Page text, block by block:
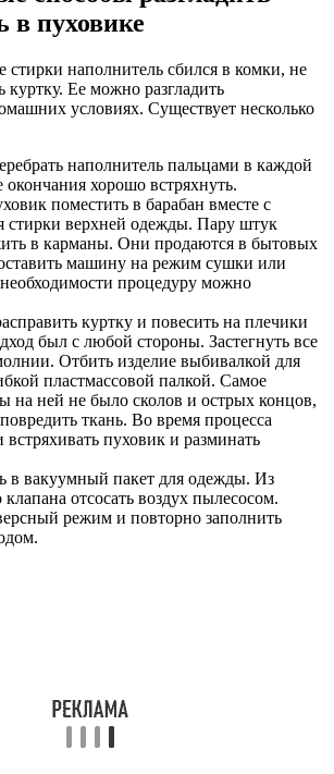
в пуховике
стирки наполнитель сбился в комки, не
Ее можно разгладить
условиях. Существует несколько
наполнитель пальцами в каждой
окончания хорошо встряхнуть.
поместить в барабан вместе с
стирки верхней одежды. Пару штук
в карманы. Они продаются в бытовых
машину на режим сушки или
процедуру можно
куртку и повесить на плечики
был с любой стороны. Застегнуть все
Отбить изделие выбивалкой для
пластмассовой палкой. Самое
на ней не было сколов и острых концов,
ткань. Во время процесса
встряхивать пуховик и разминать
в вакуумный пакет для одежды. Из
отсосать воздух пылесосом.
режим и повторно заполнить